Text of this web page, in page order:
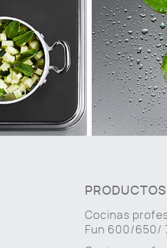
PRODUCTOS
Cocinas
Fun 600/650/